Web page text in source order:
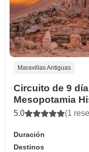
Maravillas Antiguas
Circuito de 9
Mesopotamia
5.0 (1
Duración
Destinos